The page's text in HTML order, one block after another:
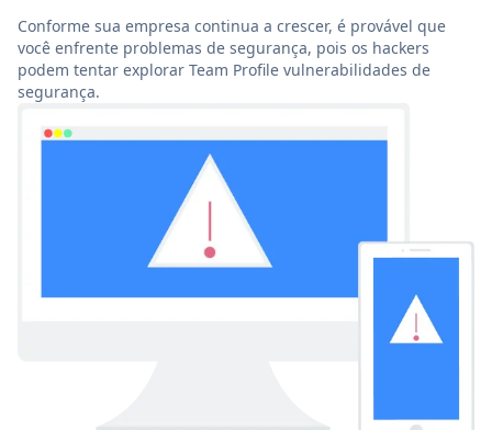
Conforme sua empresa continua a crescer, é provável que
você enfrente problemas de segurança, pois os hackers
podem tentar explorar Team Profile vulnerabilidades de
segurança.